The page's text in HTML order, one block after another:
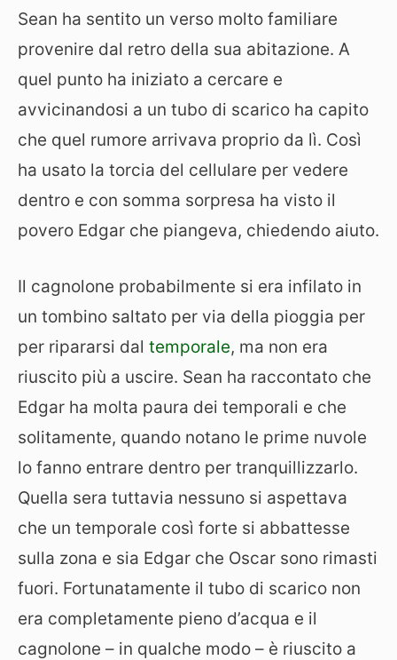
Sean ha sentito un verso molto familiare
provenire dal retro della sua abitazione. A
quel punto ha iniziato a cercare e
avvicinandosi a un tubo di scarico ha capito
che quel rumore arrivava proprio da lì. Così
ha usato la torcia del cellulare per vedere
dentro e con somma sorpresa ha visto il
povero Edgar che piangeva, chiedendo aiuto.
Il cagnolone probabilmente si era infilato in
un tombino saltato per via della pioggia per
per ripararsi dal temporale, ma non era
riuscito più a uscire. Sean ha raccontato che
Edgar ha molta paura dei temporali e che
solitamente, quando notano le prime nuvole
lo fanno entrare dentro per tranquillizzarlo.
Quella sera tuttavia nessuno si aspettava
che un temporale così forte si abbattesse
sulla zona e sia Edgar che Oscar sono rimasti
fuori. Fortunatamente il tubo di scarico non
era completamente pieno d’acqua e il
cagnolone – in qualche modo – è riuscito a